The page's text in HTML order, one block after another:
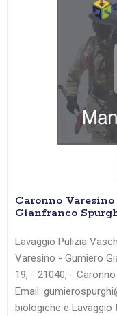
Caronno
Gianfranco
Lavaggio Pulizia
Varesino - Gumiero
19, - 21040, -
Email:
biologiche e Lavaggio